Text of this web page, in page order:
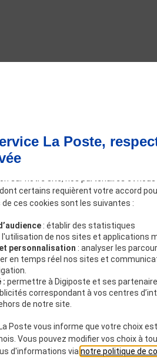
La Poste,
certains requièrent votre accord
ces cookies sont les suivantes :
: établir des statistiques
de nos sites et applications
personnalisation : analyser les
en temps réel nos sites et
: permettre à Digiposte et ses
correspondant à vos centres
de notre site.
Poste vous informe que votre choix est
Vous pouvez modifier vos choix à
d'informations via notre politique de